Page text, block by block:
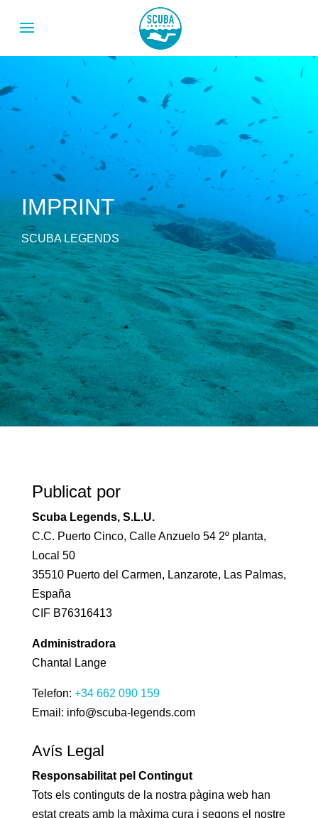
IMPRINT
SCUBA LEGENDS
Publicat por
Scuba Legends, S.L.U.
C.C. Puerto Cinco, Calle Anzuelo 54 2º planta,
Local 50
35510 Puerto del Carmen, Lanzarote, Las Palmas,
España
CIF B76316413
Administradora
Chantal Lange
Telefon: +34 662 090 159
Email: info@scuba-legends.com
Avís Legal
Responsabilitat pel Contingut
Tots els continguts de la nostra pàgina web han
estat creats amb la màxima cura i segons el nostre